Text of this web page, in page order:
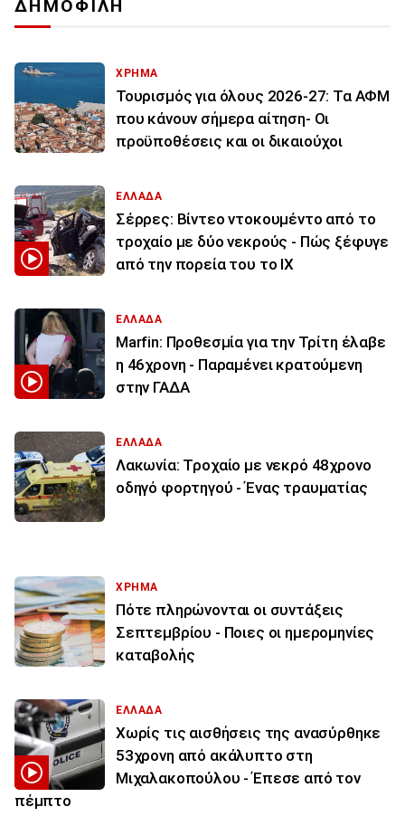
ΔΗΜΟΦΙΛΗ
ΧΡΗΜΑ
Τουρισμός για όλους 2026-27: Τα ΑΦΜ
που κάνουν σήμερα αίτηση- Οι
προϋποθέσεις και οι δικαιούχοι
ΕΛΛΑΔΑ
Σέρρες: Βίντεο ντοκουμέντο από το
τροχαίο με δύο νεκρούς - Πώς ξέφυγε
από την πορεία του το ΙΧ
ΕΛΛΑΔΑ
Marfin: Προθεσμία για την Τρίτη έλαβε
η 46χρονη - Παραμένει κρατούμενη
στην ΓΑΔΑ
ΕΛΛΑΔΑ
Λακωνία: Τροχαίο με νεκρό 48χρονο
οδηγό φορτηγού - Ένας τραυματίας
ΧΡΗΜΑ
Πότε πληρώνονται οι συντάξεις
Σεπτεμβρίου - Ποιες οι ημερομηνίες
καταβολής
ΕΛΛΑΔΑ
Χωρίς τις αισθήσεις της ανασύρθηκε
53χρονη από ακάλυπτο στη
Μιχαλακοπούλου - Έπεσε από τον
πέμπτο